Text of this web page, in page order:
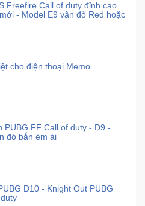
Freefire Call of duty đỉnh cao
- Model E9 vân đỏ Red hoặc
cho điện thoại Memo
PUBG FF Call of duty - D9 -
đỏ bắn êm ái
D10 - Knight Out PUBG